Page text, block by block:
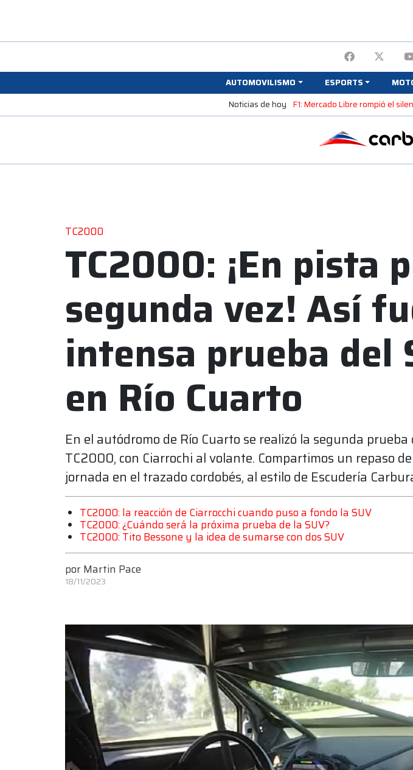
AUTOMOVILISMO ESPORTS
Noticias de hoy F1: Mercado Libre rompió el
TC2000
TC2000: ¡En pista
segunda vez! Así
intensa prueba del
en Río Cuarto
En el autódromo de Río Cuarto se realizó la segunda prueba
TC2000, con Ciarrochi al volante. Compartimos un repaso
jornada en el trazado cordobés, al estilo de Escudería
TC2000: la reacción de Ciarrocchi cuando puso a fondo la SUV
TC2000: ¿Cuándo será la próxima prueba de la SUV?
TC2000: Tito Bessone y la idea de sumarse con dos SUV
por Martin Pace
18/11/2023